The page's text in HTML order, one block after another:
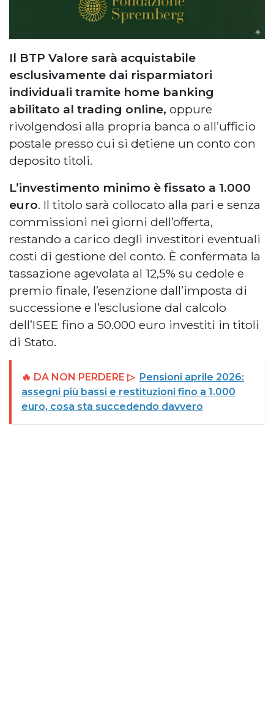
Il BTP Valore sarà acquistabile
esclusivamente dai risparmiatori
individuali tramite home banking
abilitato al trading online, oppure
rivolgendosi alla propria banca o all’ufficio
postale presso cui si detiene un conto con
deposito titoli.
L’investimento minimo è fissato a 1.000
euro. Il titolo sarà collocato alla pari e senza
commissioni nei giorni dell’offerta,
restando a carico degli investitori eventuali
costi di gestione del conto. È confermata la
tassazione agevolata al 12,5% su cedole e
premio finale, l’esenzione dall’imposta di
successione e l’esclusione dal calcolo
dell’ISEE fino a 50.000 euro investiti in titoli
di Stato.
🔥 DA NON PERDERE ▷ Pensioni aprile 2026:
assegni più bassi e restituzioni fino a 1.000
euro, cosa sta succedendo davvero